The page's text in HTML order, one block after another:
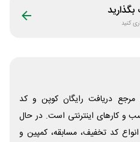
کنید
دریافت رایگان کوپن و کد
و‌ کارهای اینترنتی است. در حال
کد تخفیف، مسابقه، کمپین و